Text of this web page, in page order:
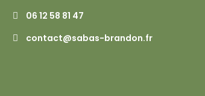
06 12 58 81 47
contact@sabas-brandon.fr